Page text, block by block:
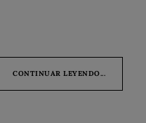
CONTINUAR LEYENDO...